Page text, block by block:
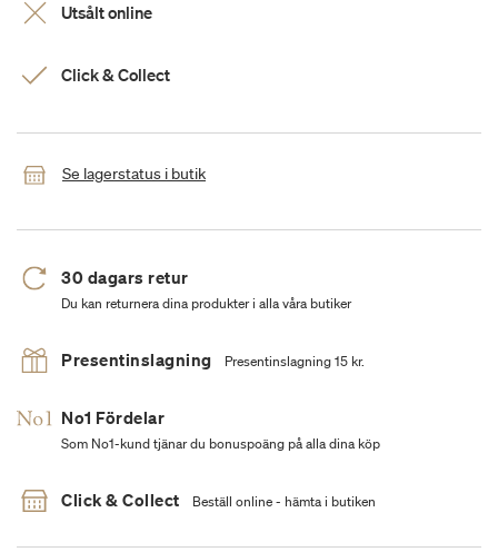
Utsålt online
Click & Collect
Se lagerstatus i butik
30 dagars retur
Du kan returnera dina produkter i alla våra butiker
Presentinslagning Presentinslagning 15 kr.
No1 Fördelar
Som No1-kund tjänar du bonuspoäng på alla dina köp
Click & Collect Beställ online - hämta i butiken